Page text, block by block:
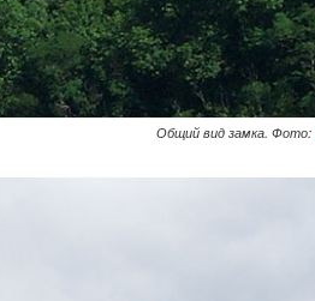
Общий вид замка. Фото: